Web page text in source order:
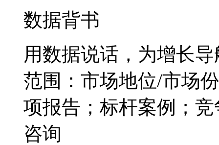
数据背书
用数据说话，为增长导
范围：市场地位/市场
项报告；标杆案例；
咨询